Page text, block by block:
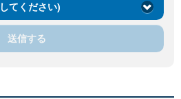
てください)
送信する